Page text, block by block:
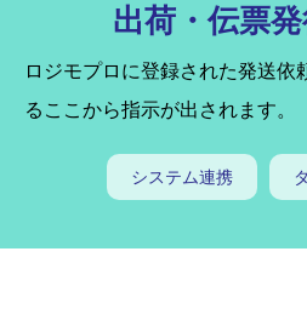
出荷・伝票
ロジモプロに登録された発送依
るここから指示が出されます。
システム連携